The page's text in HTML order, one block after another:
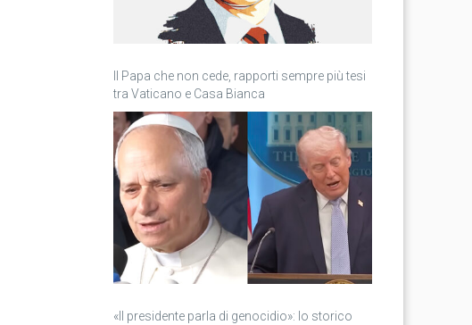
Il Papa che non cede, rapporti sempre più tesi
tra Vaticano e Casa Bianca
«Il presidente parla di genocidio»: lo storico